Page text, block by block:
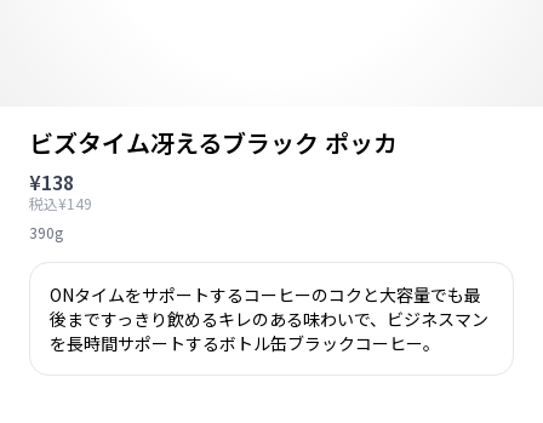
ビズタイム冴えるブラック ポッカ
¥138
税込¥149
390g
ONタイムをサポートするコーヒーのコクと大容量でも最
後まですっきり飲めるキレのある味わいで、ビジネスマン
を長時間サポートするボトル缶ブラックコーヒー。